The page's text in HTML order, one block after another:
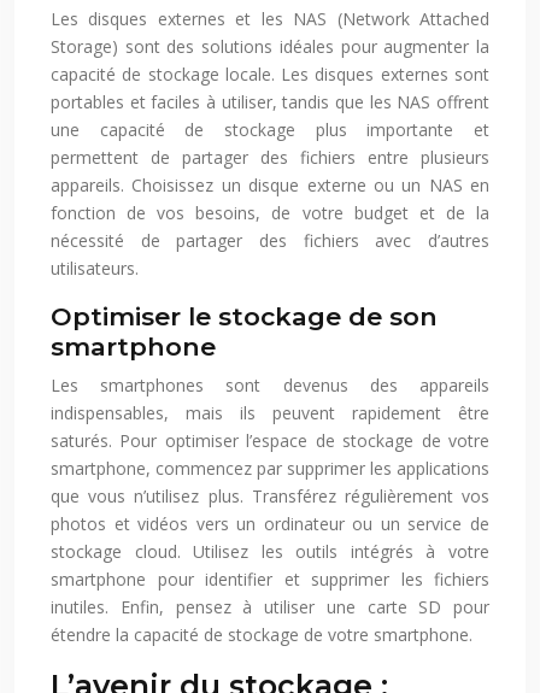
Les disques externes et les NAS (Network Attached
Storage) sont des solutions idéales pour augmenter la
capacité de stockage locale. Les disques externes sont
portables et faciles à utiliser, tandis que les NAS offrent
une capacité de stockage plus importante et
permettent de partager des fichiers entre plusieurs
appareils. Choisissez un disque externe ou un NAS en
fonction de vos besoins, de votre budget et de la
nécessité de partager des fichiers avec d’autres
utilisateurs.
Optimiser le stockage de son
smartphone
Les smartphones sont devenus des appareils
indispensables, mais ils peuvent rapidement être
saturés. Pour optimiser l’espace de stockage de votre
smartphone, commencez par supprimer les applications
que vous n’utilisez plus. Transférez régulièrement vos
photos et vidéos vers un ordinateur ou un service de
stockage cloud. Utilisez les outils intégrés à votre
smartphone pour identifier et supprimer les fichiers
inutiles. Enfin, pensez à utiliser une carte SD pour
étendre la capacité de stockage de votre smartphone.
L’avenir du stockage :